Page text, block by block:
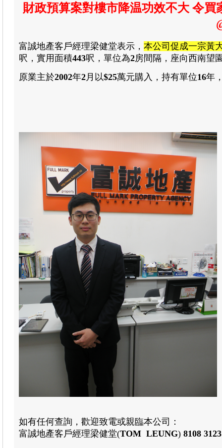
財政預算案對樓市降温功效不大 令買
富誠地產客戶經理梁健堂表示， 本公司促成一宗黃
呎 ， 實用面積443呎，單位為2房間隔，座向西南望
原業主於2002年2 月以$25萬元購入 ， 持有單位16年
如有任何查詢，歡迎致電或親臨本公司：
富誠地產客戶經理梁健堂(TOM LEUNG) 8108 3123